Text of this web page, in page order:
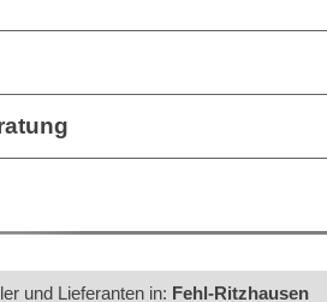
und Lieferanten in: Fehl-Ritzhausen